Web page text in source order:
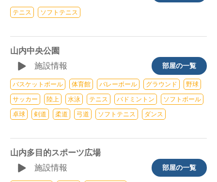
テニス ソフトテニス
山内中央公園
施設情報
部屋の一覧
バスケットボール 体育館 バレーボール グラウンド 野球
サッカー 陸上 水泳 テニス バドミントン ソフトボール
卓球 剣道 柔道 弓道 ソフトテニス ダンス
山内多目的スポーツ広場
施設情報
部屋の一覧